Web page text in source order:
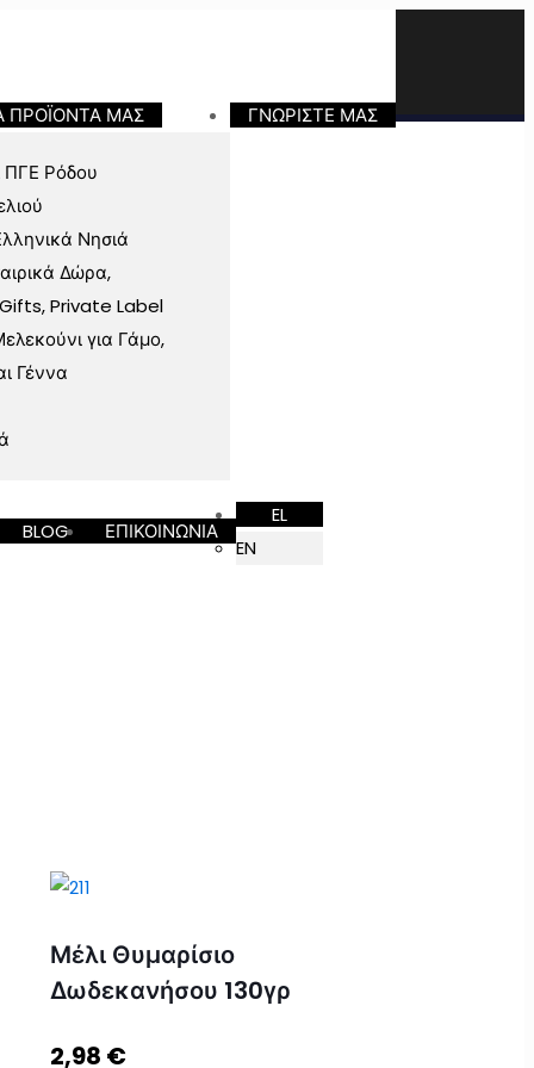
ΠΡΟΪΟΝΤΑ ΜΑΣ
ΠΓΕ Ρόδου
Νησιά
Δώρα,
Private Label
για Γάμο,
Γέννα
ΓΝΩΡΙΣΤΕ ΜΑΣ
BLOG ΕΠΙΚΟΙΝΩΝΙΑ
EL
EN
Μέλι Θυμαρίσιο
Δωδεκανήσου 130γρ
2,98 €